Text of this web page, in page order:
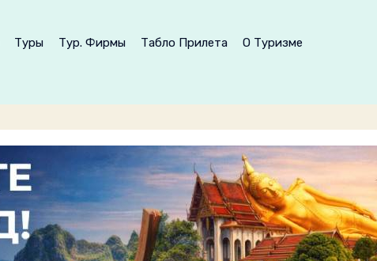
Туры Тур. Фирмы Табло Прилета
О Туризме